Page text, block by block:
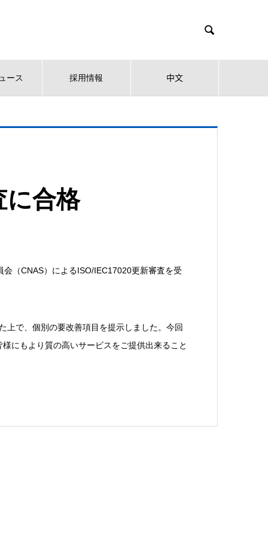

ース 採用情報 中文
に合格
（CNAS）によるISO/IEC17020更新審査を受
上で、個別の要改善項目を提示しました。今回
にもより質の高いサービスをご提供出来ること